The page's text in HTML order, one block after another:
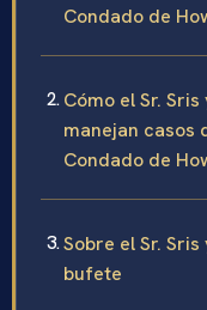
Condado de
Cómo el Sr.
manejan casos
Condado de
Sobre el Sr.
bufete